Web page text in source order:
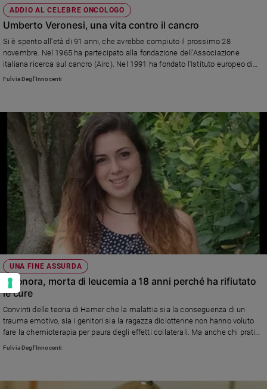
ADDIO AL CELEBRE ONCOLOGO
Umberto Veronesi, una vita contro il cancro
Si è spento all'età di 91 anni, che avrebbe compiuto il prossimo 28
novembre. Nel 1965 ha partecipato alla fondazione dell'Associazione
italiana ricerca sul cancro (Airc). Nel 1991 ha fondato l'Istituto europeo di
oncologia. Un'intera esistenza spesa nella lotta contro i tumori, all'insegna
Fulvia Degl'Innocenti
UNA FINE ASSURDA
Eleonora, morta di leucemia a 18 anni perché ha rifiutato
le cure
Convinti delle teoria di Hamer che la malattia sia la conseguenza di un
trauma emotivo, sia i genitori sia la ragazza diciottenne non hanno voluto
fare la chemioterapia per paura degli effetti collaterali. Ma anche chi pratica
la medicina naturale di fronte a certe patologie non ha esitazioni a
Fulvia Degl'Innocenti